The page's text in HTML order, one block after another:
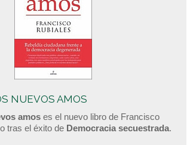
NUEVOS AMOS
amos es el nuevo libro de Francisco
tras el éxito de Democracia secuestrada.